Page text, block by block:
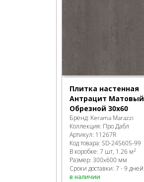
Плитка настенная
Антрацит Матовый
Обрезной 30х60
Бренд: Kerama Marazzi
Коллекция: Про Дабл
Артикул: 11267R
Код товара: SD-245605-99
В коробке: 7 шт, 1.26 м2
Размер: 300x600 мм
Сроки доставки: 7 - 9 дней
в наличии